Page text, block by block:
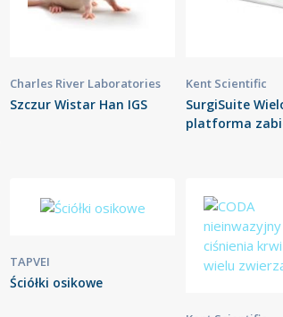
Charles River Laboratories
Szczur Wistar Han IGS
Kent Scientific
SurgiSuite
platforma
TAPVEI
Ściółki osikowe